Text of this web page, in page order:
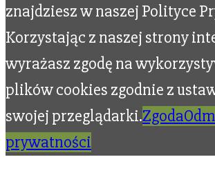
znajdziesz w naszej Polityce
Korzystając z naszej strony
wyrażasz zgodę na
plików cookies zgodnie z
swojej przeglądarki.Zgoda
prywatności